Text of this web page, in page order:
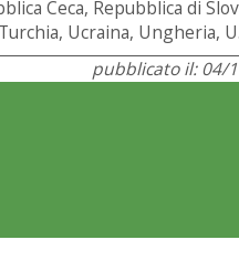
Ceca, Repubblica di
Ucraina, Ungheria,
pubblicato il: 04/